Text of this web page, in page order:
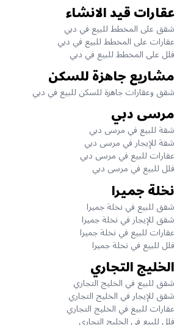
عقارات قيد الانشاء
شقق على المخطط للبيع في دبي
عقارات على المخطط للبيع في دبي
فلل على المخطط للبيع في دبي
مشاريع جاهزة للسكن
شقق وعقارات جاهزة للسكن للبيع في دبي
مرسى دبي
شقة للبيع في مرسى دبي
شقة للإيجار في مرسى دبي
عقارات للبيع في مرسى دبي
فلل للبيع في مرسى دبي
نخلة جميرا
شقق للبيع في نخلة جميرا
شقق للإيجار في نخلة جميرا
عقارات للبيع في نخلة جميرا
فلل للبيع في نخلة جميرا
الخليج التجاري
شقق للبيع في الخليج التجاري
شقق للإيجار في الخليج التجاري
عقارات للبيع في الخليج التجاري